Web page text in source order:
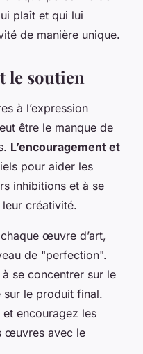
plaît et qui lui
de manière unique.
le soutien
à l’expression
être le manque de
L’encouragement et
pour aider les
inhibitions et à se
leur créativité.
œuvre d’art,
de "perfection".
se concentrer sur le
le produit final.
encouragez les
œuvres avec le